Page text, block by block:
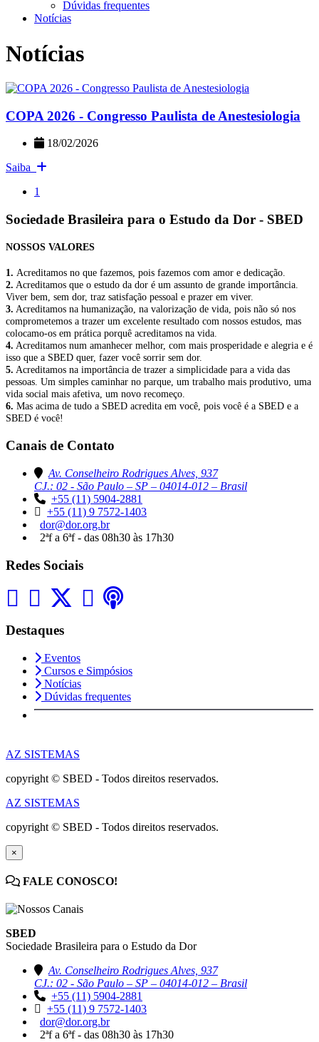
Dúvidas frequentes
Notícias
Notícias
COPA 2026 - Congresso Paulista de Anestesiologia
18/02/2026
Saiba
1
Sociedade Brasileira para o Estudo da Dor - SBED
NOSSOS VALORES
1. Acreditamos no que fazemos, pois fazemos com amor e dedicação.
2. Acreditamos que o estudo da dor é um assunto de grande importância.
Viver bem, sem dor, traz satisfação pessoal e prazer em viver.
3. Acreditamos na humanização, na valorização de vida, pois não só nos
comprometemos a trazer um excelente resultado com nossos estudos, mas
colocamo-os em prática porquê acreditamos na vida.
4. Acreditamos num amanhecer melhor, com mais prosperidade e alegria e é
isso que a SBED quer, fazer você sorrir sem dor.
5. Acreditamos na importância de trazer a simplicidade para a vida das
pessoas. Um simples caminhar no parque, um trabalho mais produtivo, uma
vida social mais afetiva, um novo recomeço.
6. Mas acima de tudo a SBED acredita em você, pois você é a SBED e a
SBED é você!
Canais de Contato
Av. Conselheiro Rodrigues Alves, 937
CJ.: 02 - São Paulo – SP – 04014-012 – Brasil
+55 (11) 5904-2881
+55 (11) 9 7572-1403
dor@dor.org.br
2ªf a 6ªf - das 08h30 às 17h30
Redes Sociais
Destaques
Eventos
Cursos e Simpósios
Notícias
Dúvidas frequentes
AZ SISTEMAS
copyright © SBED - Todos direitos reservados.
AZ SISTEMAS
copyright © SBED - Todos direitos reservados.
×
FALE CONOSCO!
SBED
Sociedade Brasileira para o Estudo da Dor
Av. Conselheiro Rodrigues Alves, 937
CJ.: 02 - São Paulo – SP – 04014-012 – Brasil
+55 (11) 5904-2881
+55 (11) 9 7572-1403
dor@dor.org.br
2ªf a 6ªf - das 08h30 às 17h30